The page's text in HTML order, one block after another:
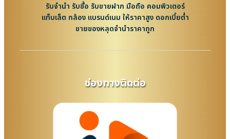
รับจำนำ รับซื้อ รับขายฝาก มือถือ คอมพิวเตอร์
แท็บเล็ต กล้อง แบรนด์เนม ให้ราคาสูง ดอกเบี้ยต่ำ
ขายของหลุดจำนำราคาถูก
ช่องทางติดต่อ